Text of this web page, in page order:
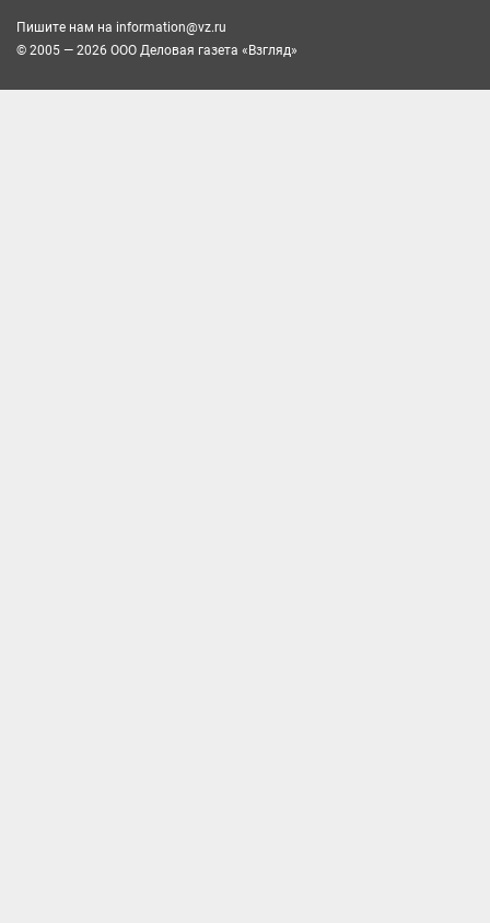
Пишите нам на information@vz.ru
© 2005 — 2026 ООО Деловая газета «Взгляд»